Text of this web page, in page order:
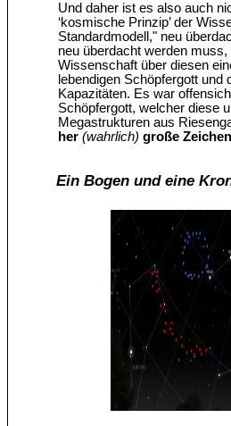
Und daher ist es also auch
‘kosmische Prinzip’ der
Standardmodell," neu
neu überdacht werden
Wissenschaft über diesen
lebendigen Schöpfergott und
Kapazitäten. Es war
Schöpfergott, welcher diese
Megastrukturen aus
her(wahrlich) große
Ein Bogen und eine